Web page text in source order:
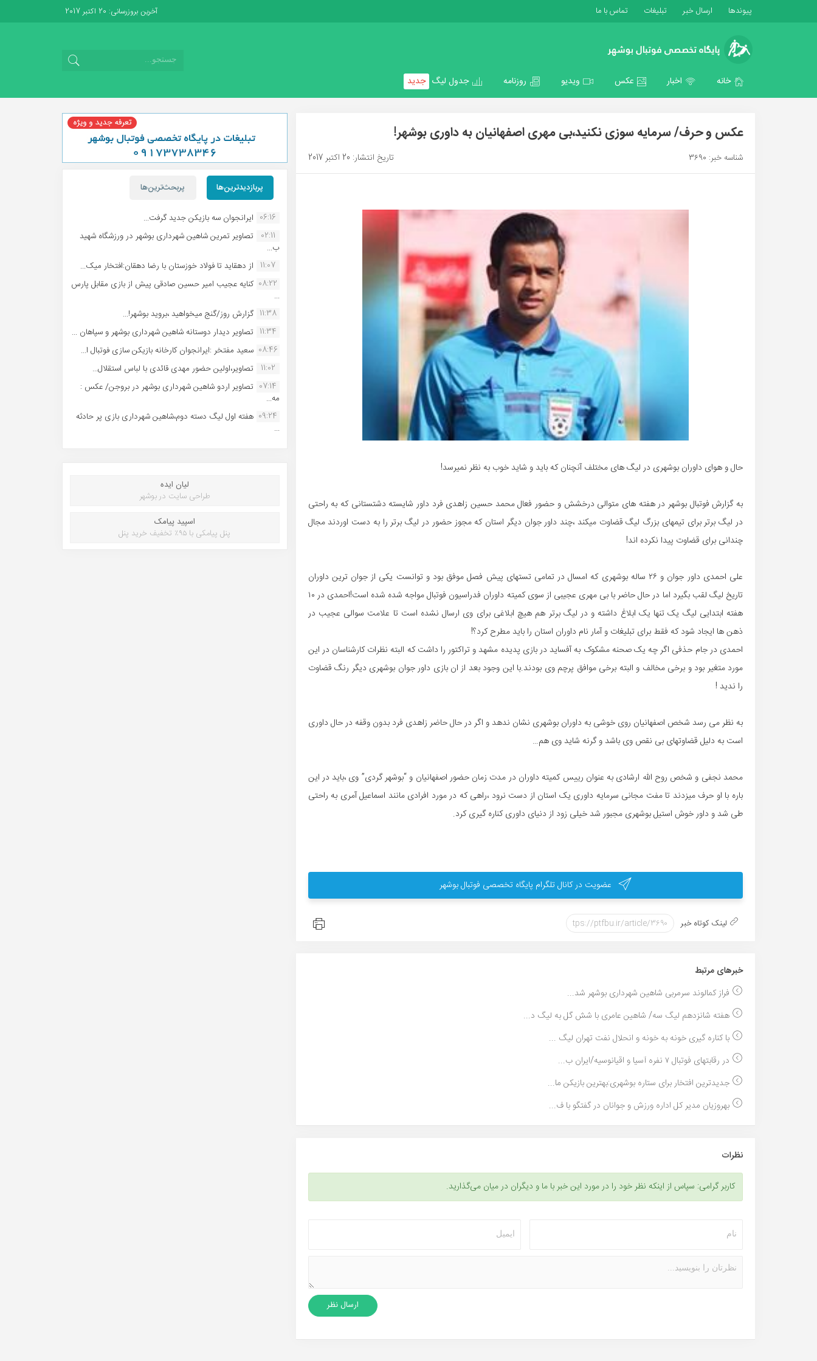
پیوندها ارسال خبر تبلیغات تماس با ما آخرین بروزرسانی: 20 اکتبر 2017
خانه اخبار عکس ویدیو روزنامه جدول لیگ جدید
عکس و حرف/ سرمایه سوزی نکنید،بی مهری اصفهانیان به داوری بوشهر!
شناسه خبر: 3690 تاریخ انتشار: 20 اکتبر 2017
حال و هوای داوران بوشهری در لیگ های مختلف آنچنان که باید و شاید خوب به نظر نمیرسد!
به گزارش فوتبال بوشهر در هفته های متوالی درخشش و حضور فعال محمد حسین زاهدی فرد داور شایسته دشتستانی که به راحتی
در لیگ برتر برای تیمهای بزرگ لیگ قضاوت میکند ،چند داور جوان دیگر استان که مجوز حضور در لیگ برتر را به دست اوردند مجال
چندانی برای قضاوت پیدا نکرده اند!
علی احمدی داور جوان و ۲۶ ساله بوشهری که امسال در تمامی تستهای پیش فصل موفق بود و توانست یکی از جوان ترین داوران
تاریخ لیگ لقب بگیرد اما در حال حاضر با بی مهری عجیبی از سوی کمیته داوران فدراسیون فوتبال مواجه شده شده است!احمدی در ۱۰
هفته ابتدایی لیگ یک تنها یک ابلاغ داشته و در لیگ برتر هم هیچ ابلاغی برای وی ارسال نشده است تا علامت سوالی عجیب در
ذهن ها ایجاد شود که فقط برای تبلیغات و آمار نام داوران استان را باید مطرح کرد؟!
احمدی در جام حذفی اگر چه یک صحنه مشکوک به آفساید در بازی پدیده مشهد و تراکتور را داشت که البته نظرات کارشناسان در این
مورد متغیر بود و برخی مخالف و البته برخی موافق پرچم وی بودند.با این وجود بعد از ان بازی داور جوان بوشهری دیگر رنگ قضاوت
را ندید !
به نظر می رسد شخص اصفهانیان روی خوشی به داوران بوشهری نشان ندهد و اگر در حال حاضر زاهدی فرد بدون وقفه در حال داوری
است به دلیل قضاوتهای بی نقص وی باشد و گرنه شاید وی هم…
محمد نجفی و شخص روح الله ارشادی به عنوان رییس کمیته داوران در مدت زمان حضور اصفهانیان و “بوشهر گردی” وی ،باید در این
باره با او حرف میزدند تا مفت مجانی سرمایه داوری یک استان از دست نرود ،راهی که در مورد افرادی مانند اسماعیل آمری به راحتی
طی شد و داور خوش استیل بوشهری مجبور شد خیلی زود از دنیای داوری کناره گیری کرد.
عضویت در کانال تلگرام پایگاه تخصصی فوتبال بوشهر
لینک کوتاه خبر
خبر‌های مرتبط
فراز کمالوند سرمربی شاهین شهرداری بوشهر شد...
هفته شانزدهم لیگ سه/ شاهین عامری با شش گل به لیگ د...
با کناره گیری خونه به خونه و انحلال نفت تهران لیگ ...
در رقابتهای فوتبال ۷ نفره آسیا و اقیانوسیه/ایران ب...
جدیدترین افتخار برای ستاره بوشهری:بهترین بازیکن ما...
بهروزیان مدیر کل اداره ورزش و جوانان در گفتگو با ف...
نظرات
کاربر گرامی: سپاس از اینکه نظر خود را در مورد این خبر با ما و دیگران در میان می‌گذارید.
پربازدیدترین‌ها پربحث‌ترین‌ها
06:16 ایرانجوان سه بازیکن جدید گرفت...
02:11
تصاویر تمرین شاهین شهردارى بوشهر در ورزشگاه شهید
ب...
11:07 از دهقاید تا فولاد خوزستان با رضا دهقان:افتخار میک...
08:22 کنایه عجیب امیر حسین صادقی پیش از بازی مقابل پارس
...
11:38 گزارش روز/گنج میخواهید ،بروید بوشهر!...
11:34 تصاویر دیدار دوستانه شاهین شهردارى بوشهر و سپاهان ...
08:46 سعید مفتخر :ایرانجوان کارخانه بازیکن سازی فوتبال ا...
11:02
تصاویر،اولین حضور مهدی قائدی با لباس استقلال...
07:14 تصاویر اردو شاهین شهرداری بوشهر در بروجن/ عکس :
مه...
09:24 هفته اول لیگ دسته دوم،شاهین شهرداری بازی پر حادثه
...
لیان ایده
طراحی سایت در بوشهر
اسپید پیامک
پنل پیامکی با ۹۵٪ تخفیف خرید پنل